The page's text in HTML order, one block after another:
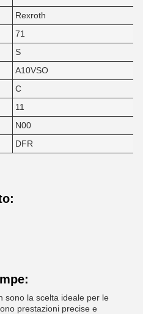
Rexroth
71
S
A10VSO
C
11
N00
DFR
sono la scelta ideale per le
prestazioni precise e